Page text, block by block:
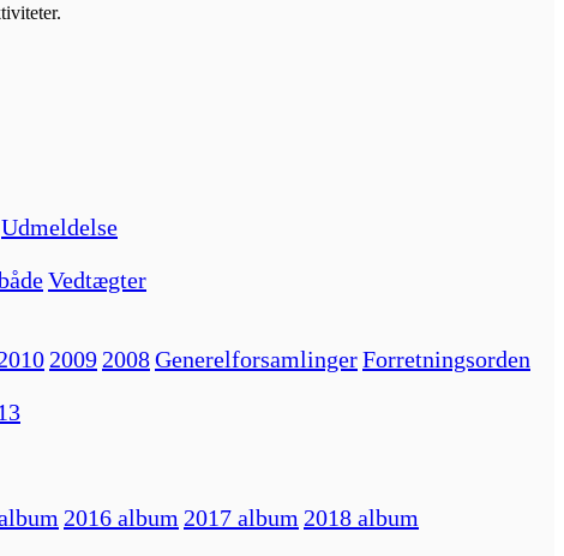
Udmeldelse
Vedtægter
2009 2008GenerelforsamlingerForretningsorden
2016 album 2017 album 2018 album